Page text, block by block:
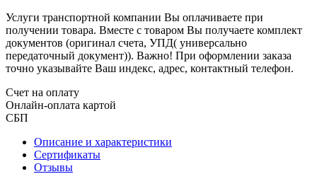
Услуги транспортной компании Вы оплачиваете при
получении товара. Вместе с товаром Вы получаете комплект
документов (оригинал счета, УПД( универсально
передаточный документ)). Важно! При оформлении заказа
точно указывайте Ваш индекс, адрес, контактный телефон.
Счет на оплату
Онлайн-оплата картой
СБП
Описание и характеристики
Сертификаты
Отзывы